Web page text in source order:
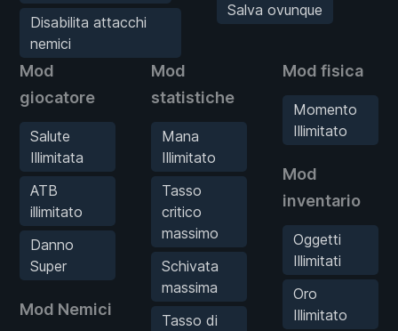
Disabilita attacchi
nemici
Salva ovunque
Mod
giocatore
Salute
Illimitata
ATB
illimitato
Danno
Super
Mod Nemici
Mod
statistiche
Mana
Illimitato
Tasso
critico
massimo
Schivata
massima
Tasso di
Mod fisica
Momento
Illimitato
Mod
inventario
Oggetti
Illimitati
Oro
Illimitato